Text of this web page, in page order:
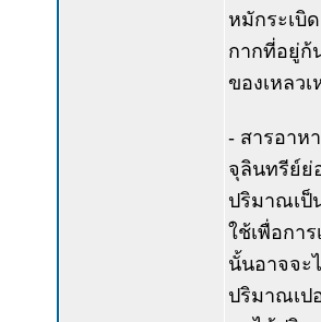
หมักระเบิ
กากที่อยู่ก้
ของเหลว
- สารอาห
จุลินทรีย์ย่
ปริมาณเป็
ใช้เพื่อกา
นั้นอาจจะ
ปริมาณเป